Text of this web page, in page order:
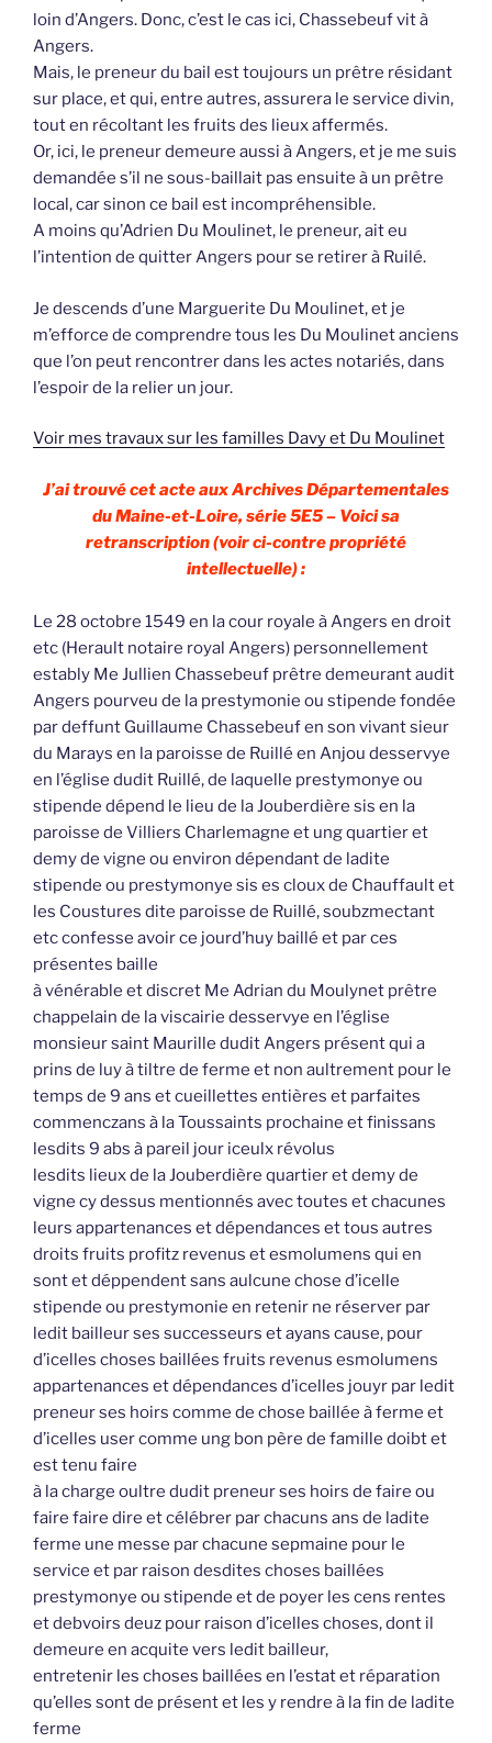
loin d’Angers. Donc, c’est le cas ici, Chassebeuf vit à
Angers.
Mais, le preneur du bail est toujours un prêtre résidant
sur place, et qui, entre autres, assurera le service divin,
tout en récoltant les fruits des lieux affermés.
Or, ici, le preneur demeure aussi à Angers, et je me suis
demandée s’il ne sous-baillait pas ensuite à un prêtre
local, car sinon ce bail est incompréhensible.
A moins qu’Adrien Du Moulinet, le preneur, ait eu
l’intention de quitter Angers pour se retirer à Ruilé.
Je descends d’une Marguerite Du Moulinet, et je
m’efforce de comprendre tous les Du Moulinet anciens
que l’on peut rencontrer dans les actes notariés, dans
l’espoir de la relier un jour.
Voir mes travaux sur les familles Davy et Du Moulinet
J’ai trouvé cet acte aux Archives Départementales
du Maine-et-Loire, série 5E5 – Voici sa
retranscription (voir ci-contre propriété
intellectuelle) :
Le 28 octobre 1549 en la cour royale à Angers en droit
etc (Herault notaire royal Angers) personnellement
estably Me Jullien Chassebeuf prêtre demeurant audit
Angers pourveu de la prestymonie ou stipende fondée
par deffunt Guillaume Chassebeuf en son vivant sieur
du Marays en la paroisse de Ruillé en Anjou desservye
en l’église dudit Ruillé, de laquelle prestymonye ou
stipende dépend le lieu de la Jouberdière sis en la
paroisse de Villiers Charlemagne et ung quartier et
demy de vigne ou environ dépendant de ladite
stipende ou prestymonye sis es cloux de Chauffault et
les Coustures dite paroisse de Ruillé, soubzmectant
etc confesse avoir ce jourd’huy baillé et par ces
présentes baille
à vénérable et discret Me Adrian du Moulynet prêtre
chappelain de la viscairie desservye en l’église
monsieur saint Maurille dudit Angers présent qui a
prins de luy à tiltre de ferme et non aultrement pour le
temps de 9 ans et cueillettes entières et parfaites
commenczans à la Toussaints prochaine et finissans
lesdits 9 abs à pareil jour iceulx révolus
lesdits lieux de la Jouberdière quartier et demy de
vigne cy dessus mentionnés avec toutes et chacunes
leurs appartenances et dépendances et tous autres
droits fruits profitz revenus et esmolumens qui en
sont et déppendent sans aulcune chose d’icelle
stipende ou prestymonie en retenir ne réserver par
ledit bailleur ses successeurs et ayans cause, pour
d’icelles choses baillées fruits revenus esmolumens
appartenances et dépendances d’icelles jouyr par ledit
preneur ses hoirs comme de chose baillée à ferme et
d’icelles user comme ung bon père de famille doibt et
est tenu faire
à la charge oultre dudit preneur ses hoirs de faire ou
faire faire dire et célébrer par chacuns ans de ladite
ferme une messe par chacune sepmaine pour le
service et par raison desdites choses baillées
prestymonye ou stipende et de poyer les cens rentes
et debvoirs deuz pour raison d’icelles choses, dont il
demeure en acquite vers ledit bailleur,
entretenir les choses baillées en l’estat et réparation
qu’elles sont de présent et les y rendre à la fin de ladite
ferme